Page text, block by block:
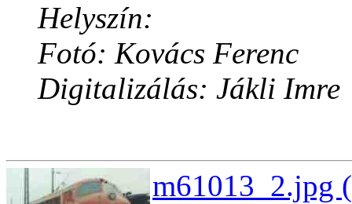
Helyszín:
Fotó: Kovács Ferenc
Digitalizálás: Jákli Imre
m61013_2.jpg